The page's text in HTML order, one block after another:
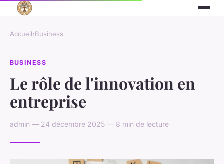
Accueil›Business
BUSINESS
Le rôle de l'innovation en
entreprise
admin — 24 décembre 2025 — 8 min de lecture